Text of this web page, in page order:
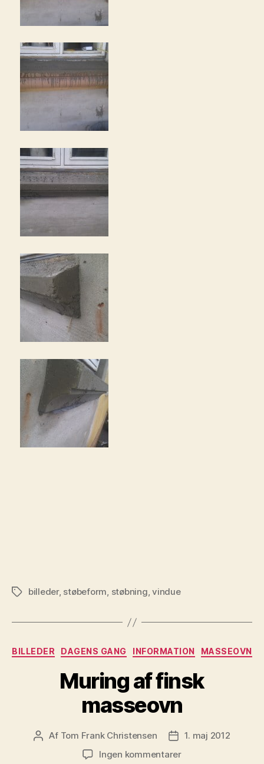
Tagsbilleder, støbeform, støbning,vindue
Kategorier
BILLEDER DAGENS GANG INFORMATION MASSEOVN
Muring af finsk
masseovn
Indlægsforfatter
Af Tom Frank Christensen Indlægsdato
1. maj 2012
Ingen kommentarertil